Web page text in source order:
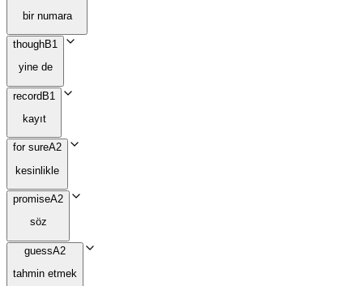
bir numara
thoughB1
yine de
recordB1
kayıt
for sureA2
kesinlikle
promiseA2
söz
guessA2
tahmin etmek